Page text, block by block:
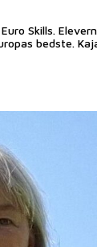
Skills.
bedste.